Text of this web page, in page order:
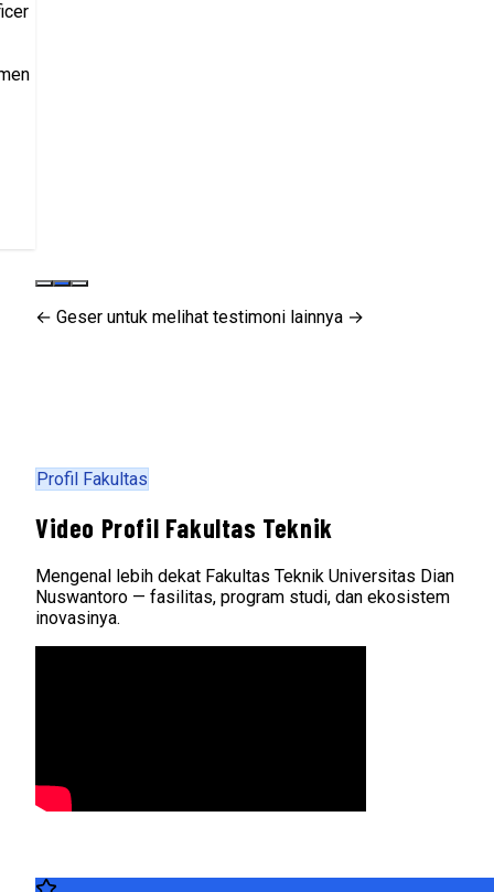
← Geser untuk melihat testimoni lainnya →
Profil Fakultas
Video Profil Fakultas Teknik
Mengenal lebih dekat Fakultas Teknik Universitas Dian
Nuswantoro — fasilitas, program studi, dan ekosistem
inovasinya.